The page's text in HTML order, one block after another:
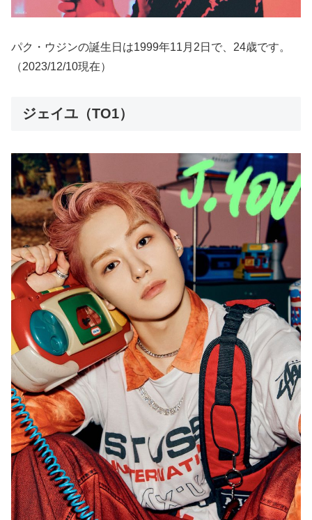
パク・ウジンの誕生日は1999年11月2日で、24歳です。
（2023/12/10現在）
ジェイユ（TO1）